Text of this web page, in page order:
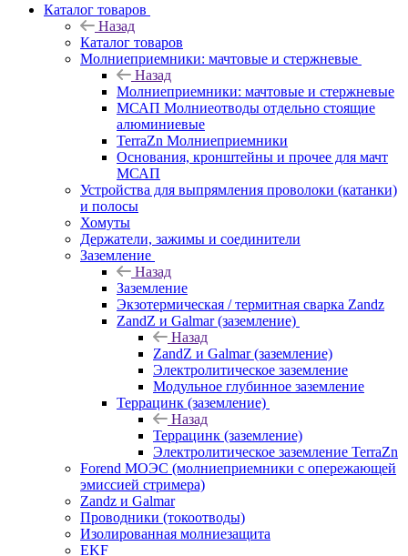
Каталог товаров
Назад
Каталог товаров
Молниеприемники: мачтовые и стержневые
Назад
Молниеприемники: мачтовые и стержневые
МСАП Молниеотводы отдельно стоящие
алюминиевые
TerraZn Молниеприемники
Основания, кронштейны и прочее для мачт
МСАП
Устройства для выпрямления проволоки (катанки)
и полосы
Хомуты
Держатели, зажимы и соединители
Заземление
Назад
Заземление
Экзотермическая / термитная сварка Zandz
ZandZ и Galmar (заземление)
Назад
ZandZ и Galmar (заземление)
Электролитическое заземление
Модульное глубинное заземление
Террацинк (заземление)
Назад
Террацинк (заземление)
Электролитическое заземление TerraZn
Forend МОЭС (молниеприемники с опережающей
эмиссией стримера)
Zandz и Galmar
Проводники (токоотводы)
Изолированная молниезащита
EKF